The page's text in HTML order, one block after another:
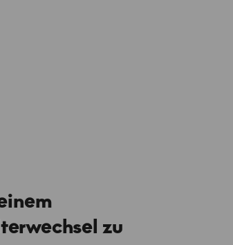
zu